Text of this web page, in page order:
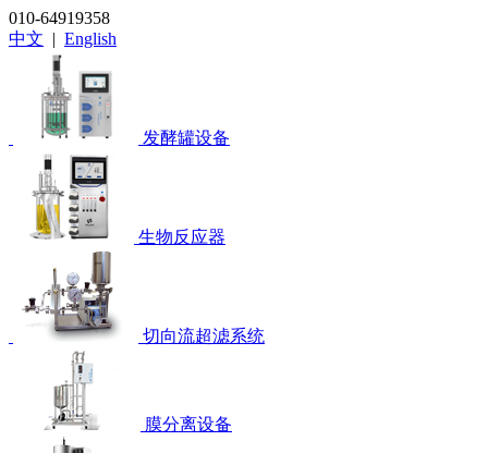
010-64919358
中文 | English
发酵罐设备
生物反应器
切向流超滤系统
膜分离设备